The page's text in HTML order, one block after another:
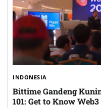
INDONESIA
Bittime Gandeng
101: Get to Know